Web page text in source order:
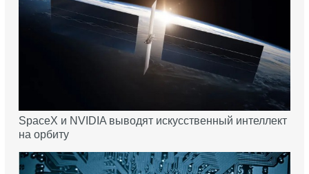
SpaceX и NVIDIA выводят искусственный интеллект
на орбиту